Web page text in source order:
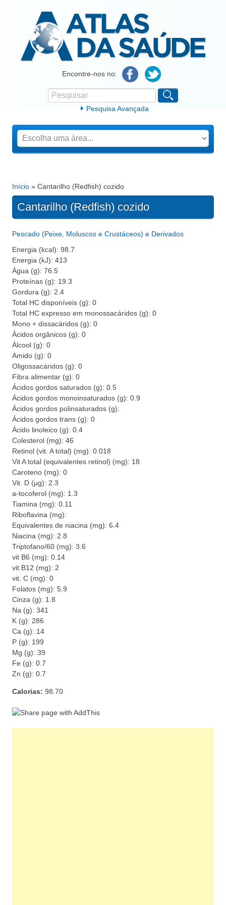
Atlas da SaúdeEncontre-nos no:
Formulário de procura
Pesquisar
Pesquisa Avançada
Está aqui
Início » Cantarilho (Redfish) cozido
Cantarilho (Redfish) cozido
Pescado (Peixe, Moluscos e Crustáceos) e Derivados
Energia (kcal): 98.7
Energia (kJ): 413
Água (g): 76.5
Proteínas (g): 19.3
Gordura (g): 2.4
Total HC disponíveis (g): 0
Total HC expresso em monossacáridos (g): 0
Mono + dissacáridos (g): 0
Ácidos orgânicos (g): 0
Álcool (g): 0
Amido (g): 0
Oligossacáridos (g): 0
Fibra alimentar (g): 0
Ácidos gordos saturados (g): 0.5
Ácidos gordos monoinsaturados (g): 0.9
Ácidos gordos polinsaturados (g):
Ácidos gordos trans (g): 0
Ácido linoleico (g): 0.4
Colesterol (mg): 46
Retinol (vit. A total) (mg): 0.018
Vit A total (equivalentes retinol) (mg): 18
Caroteno (mg): 0
Vit. D (µg): 2.3
a-tocoferol (mg): 1.3
Tiamina (mg): 0.11
Riboflavina (mg):
Equivalentes de niacina (mg): 6.4
Niacina (mg): 2.8
Triptofano/60 (mg): 3.6
vit B6 (mg): 0.14
vit B12 (mg): 2
vit. C (mg): 0
Folatos (mg): 5.9
Cinza (g): 1.8
Na (g): 341
K (g): 286
Ca (g): 14
P (g): 199
Mg (g): 39
Fe (g): 0.7
Zn (g): 0.7
Calorias: 98.70